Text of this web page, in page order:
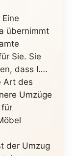
übernimmt
Sie. Sie
dass I….
Art des
Umzüge
für
der Umzug